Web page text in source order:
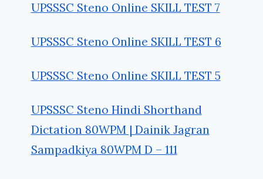
UPSSSC Steno Online SKILL TEST 7
UPSSSC Steno Online SKILL TEST 6
UPSSSC Steno Online SKILL TEST 5
UPSSSC Steno Hindi Shorthand
Dictation 80WPM | Dainik Jagran
Sampadkiya 80WPM D – 111